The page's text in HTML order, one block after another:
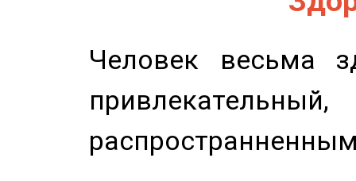
Человек весьма